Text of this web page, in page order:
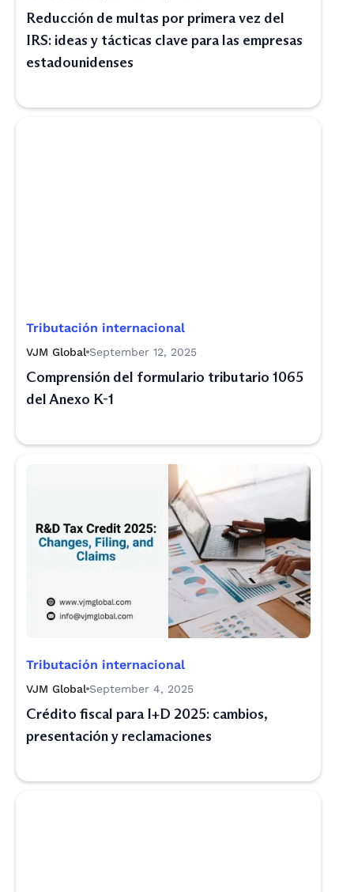
Reducción de multas por primera vez del
IRS: ideas y tácticas clave para las empresas
estadounidenses
Tributación internacional
VJM Global September 12, 2025
Comprensión del formulario tributario 1065
del Anexo K-1
Tributación internacional
VJM Global September 4, 2025
Crédito fiscal para I+D 2025: cambios,
presentación y reclamaciones